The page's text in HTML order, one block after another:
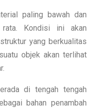
paling bawah dan
Kondisi ini akan
yang berkualitas
objek akan terlihat
di tengah tengah
bahan penambah